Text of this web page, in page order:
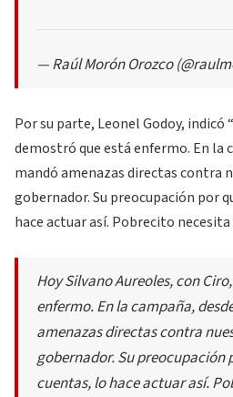
— Raúl Morón Orozco
Por su parte, Leonel Godoy, indicó
demostró que está enfermo. En la
mandó amenazas directas contra
gobernador. Su preocupación por
hace actuar así. Pobrecito
Hoy Silvano Aureoles, con
enfermo. En la campaña,
amenazas directas contra
gobernador. Su preocupación
cuentas, lo hace actuar así.